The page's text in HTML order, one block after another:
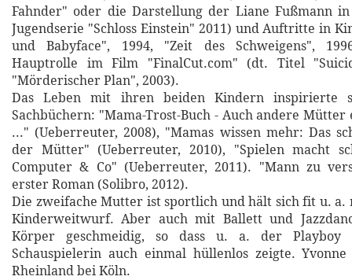
Fahnder" oder die Darstellung der Liane Fußmann
Jugendserie "Schloss Einstein" 2011) und Auftritte in
und Babyface", 1994, "Zeit des Schweigens",
Hauptrolle im Film "FinalCut.com" (dt. Titel
"Mörderischer Plan", 2003).
Das Leben mit ihren beiden Kindern inspirierte
Sachbüchern: "Mama-Trost-Buch - Auch andere
..." (Ueberreuter, 2008), "Mamas wissen mehr: Das
der Mütter" (Ueberreuter, 2010), "Spielen macht
Computer & Co" (Ueberreuter, 2011). "Mann zu
erster Roman (Solibro, 2012).
Die zweifache Mutter ist sportlich und hält sich fit u.
Kinderweitwurf. Aber auch mit Ballett und
Körper geschmeidig, so dass u. a. der
Schauspielerin auch einmal hüllenlos zeigte.
Rheinland bei Köln.